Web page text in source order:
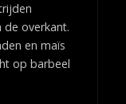
overkant.
en maïs
op barbeel